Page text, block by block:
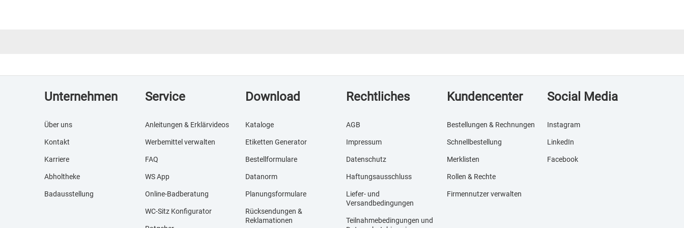
Unternehmen
Über uns
Kontakt
Karriere
Abholtheke
Badausstellung
Service
Anleitungen & Erklärvideos
Werbemittel verwalten
FAQ
WS App
Online-Badberatung
WC-Sitz Konfigurator
Download
Kataloge
Etiketten Generator
Bestellformulare
Datanorm
Planungsformulare
Rücksendungen &
Reklamationen
Rechtliches
AGB
Impressum
Datenschutz
Haftungsausschluss
Liefer- und
Versandbedingungen
Teilnahmebedingungen und
Kundencenter
Bestellungen & Rechnungen
Schnellbestellung
Merklisten
Rollen & Rechte
Firmennutzer verwalten
Social Media
Instagram
LinkedIn
Facebook